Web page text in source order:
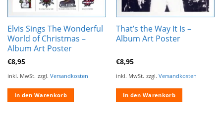
Elvis Sings The Wonderful
World of Christmas –
Album Art Poster
€8,95
inkl. MwSt. zzgl. Versandkosten
In den Warenkorb
That’s the Way It Is –
Album Art Poster
€8,95
inkl. MwSt. zzgl. Versandkosten
In den Warenkorb